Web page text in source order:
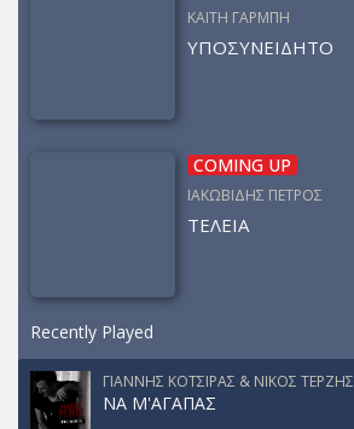
ΚΑΙΤΗ ΓΑΡΜΠΗ
ΥΠΟΣΥΝΕΙΔΗΤΟ
COMING UP
ΙΑΚΩΒΙΔΗΣ ΠΕΤΡΟΣ
ΤΕΛΕΙΑ
Recently Played
ΓΙΑΝΝΗΣ ΚΟΤΣΙΡΑΣ & ΝΙΚΟΣ ΤΕΡΖΗΣ
ΝΑ Μ'ΑΓΑΠΑΣ